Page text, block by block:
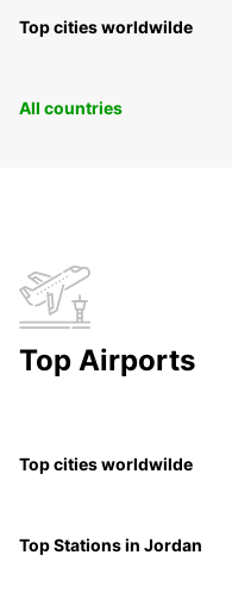
Top cities worldwilde
All countries
Top Airports
Top cities worldwilde
Top Stations in Jordan